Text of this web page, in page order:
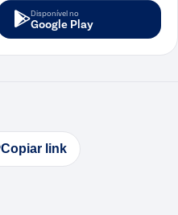
Disponível no
Google Play
Copiar link